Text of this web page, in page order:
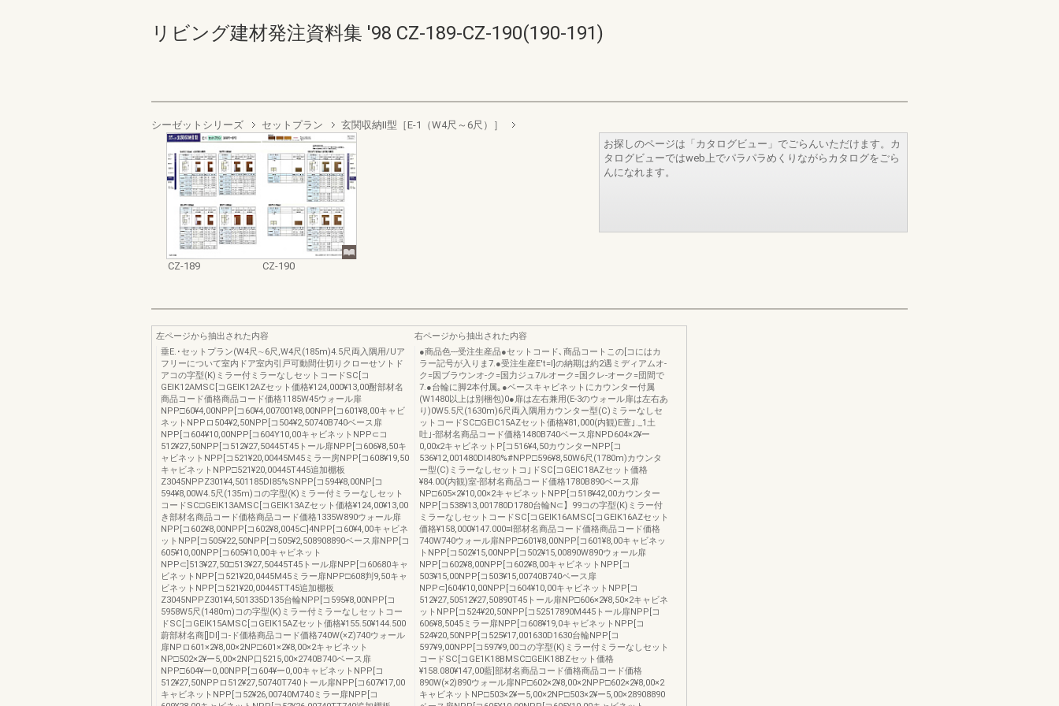
リビング建材発注資料集 '98 CZ-189-CZ-190(190-191)
シーゼットシリーズ セットプラン 玄関収納II型［E-1（W4尺～6尺）］
CZ-189 CZ-190
お探しのページは「カタログビュー」でごらんいただけます。カ
タログビューではweb上でパラパラめくりながらカタログをごら
んになれます。
左ページから抽出された内容
垂E.･セットプラン(W4尺∼6尺,W4尺(185m)4.5尺両入隅用/Uア
フリーについて室内ドア室内引戸可動間仕切りクローせソトド
アコの字型(K)ミラー付ミラーなしセットコードSC[コ
GEIK12AMSC[コGEIK12AZセット価格¥124,000¥13,00酎部材名
商品コード価格商品コード価格1185W45ウォール扉
NPP□60¥4,00NPP[コ60¥4,007001¥8,00NPP[コ601¥8,00キャビ
ネットNPPロ504¥2,50NPP[コ504¥2,50740B740ベース扉
NPP[コ604¥10,00NPP[コ604Y10,00キャビネットNPP⊂コ
512¥27,50NPP[コ512¥27,50445T45トール扉NPP[コ606¥8,50キ
ャビネットNPP[コ521¥20,00445M45ミラ一房NPP[コ608¥19,50
キャビネットNPP□521¥20,00445T445追加棚板
Z3045NPPZ301¥4,501185Dl85%SNPP[コ594¥8,00NP[コ
594¥8,00W4.5尺(135m)コの字型(K)ミラー付ミラーなしセット
コードSC□GEIK13AMSC[コGEIK13AZセット価格¥124,00¥13,00
き部材名商品コード価格商品コード価格1335W890ウォール扉
NPP[コ602¥8,00NPP[コ602¥8,0045⊂]4NPP[コ60¥4,00キャビネ
ットNPP[コ505¥22,50NPP[コ505¥2,508908890ベース扉NPP[コ
605¥10,00NPP[コ605¥10,00キャビネット
NPP⊂]513¥27,50□513¥27,50445T45トール扉NPP[コ60680キャ
ビネットNPP[コ521¥20,0445M45ミラー扉NPP□608判9,50キャ
ビネットNPP[コ521¥20,00445TT45追加棚板
Z3045NPPZ301¥4,501335D135台輪NPP[コ595¥8,00NPP[コ
5958W5尺(1480m)コの字型(K)ミラー付ミラーなしセットコー
ドSC[コGEIK15AMSC[コGEIK15AZセット価格¥155.50¥144.500
蔚部材名商[]Dl]コ-ド価格商品コード価格740W(×Z)740ウォール
扉NPロ601×2¥8,00×2NP□601×2¥8,00×2キャビネット
NP□502×2¥ー5,00×2NP口5215,00×2740B740ベース扉
NPP□604¥ー0,00NPP[コ604¥ー0,00キャビネットNPP[コ
512¥27,50NPPロ512¥27,50740T740トール扉NPP[コ607¥17,00
キャビネットNPP[コ52¥26,00740M740ミラー扉NPP[コ
右ページから抽出された内容
●商品色---受注生産品●セットコード､商品コートこの[コにはカ
ラー記号が入りま7.●受注生産E't=l]の納期は約2遇ミディアムオ-
ク=因ブラウンオ-ク=国力ジュ7ルオーク=国クレ-オーク=団間で
7.●台輪に脚2本付属｡●ベースキャビネットにカウンター付属
(W1480以上は別梱包)0●扉は左右兼用(E-3のウォール扉は左右あ
り)0W5.5尺(1630m)6尺両入隅用カウンター型(C)ミラーなしセ
ットコードSC□GEIC15AZセット価格¥81,000(内観)E萱｣._1土
吐｣-部材名商品コード価格1480B740ベース扉NPD604×2¥ー
0,00x2キャビネットP[コ516¥4,50カウンターNPP[コ
536¥12,001480Dl480%#NPP□596¥8,50W6尺(1780m)カウンタ
ー型(C)ミラーなしセットコ｣ドSC[コGEIC18AZセット価格
¥84.00(内観)室-部材名商品コード価格1780B890ベース扉
NP□605×2¥10,00×2キャビネットNPP[コ518¥42,00カウンター
NPP[コ538¥13,001780D1780台輪N⊂】99コの字型(K)ミラー付
ミラーなしセットコードSC[コGEIK16AMSC[コGEIK16AZセット
価格¥158,000¥147.000≡l部材名商品コード価格商品コード価格
740W740ウォール扉NPP□601¥8,00NPP[コ601¥8,00キャビネッ
トNPP[コ502¥15,00NPP[コ502¥15,00890W890ウォール扉
NPP[コ602¥8,00NPP[コ602¥8,00キャビネットNPP[コ
503¥15,00NPP[コ503¥15,00740B740ベース扉
NPP⊂]604¥10,00NPP[コ604¥10,00キャビネットNPP[コ
512¥27,50512¥27,50890T45トール扉NP□606×2¥8,50×2キャビネ
ットNPP[コ524¥20,50NPP[コ52517890M445トール扉NPP[コ
606¥8,5045ミラー扉NPP[コ608¥19,0キャビネットNPP[コ
524¥20,50NPP[コ525¥17,001630D1630台輪NPP[コ
597¥9,00NPP[コ597¥9,00コの字型(K)ミラー付ミラーなしセット
コードSC[コGE1K18BMSC□GEIK18BZセット価格
¥158.080¥147,00藍]部材名商品コード価格商品コード価格
890W(×2)890ウォール扉NP□602×2¥8,00×2NPP□602×2¥8,00×2
キャビネットNP□503×2¥ー5,00×2NP□503×2¥ー5,00×28908890